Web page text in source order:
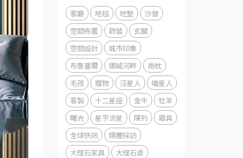
客廳 地毯 地墊
沙發
空間佈置
軟裝
玄關
空間設計
城市印象
布魯塞爾
挪威河畔
抱枕
毛孩
寵物 汪星人
喵星人
客製
十二星座 金牛
牡羊
曙光
星宇流星 陳列
寢具
全球快訊
媒體採訪
大理石家具
大理石桌